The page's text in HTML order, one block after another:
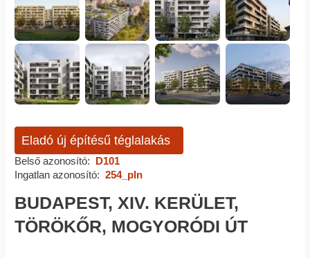
Eladó új építésű téglalakás
Belső azonosító: D101
Ingatlan azonosító: 254_pln
BUDAPEST, XIV. KERÜLET,
TÖRÖKŐR, MOGYORÓDI ÚT